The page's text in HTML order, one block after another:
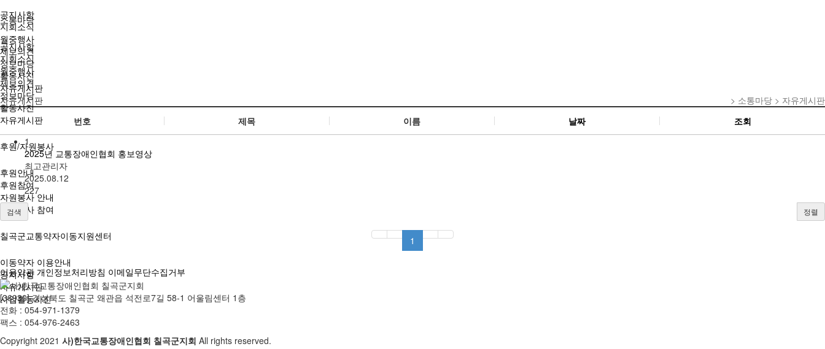
소통마당
공지사항
지회소식
월중행사
제보의견
정보마당
활동사진
자유게시판
후원/자원봉사
후원안내
후원참여
자원봉사 안내
자원봉사 참여
칠곡군교통약자이동지원센터
이동약자 이용안내
공지사항
자유게시판
사업활동사진
공지사항
지회소식
월중행사
제보의견
정보마당
활동사진
자유게시판
> 소통마당 > 자유게시판
자유게시판
번호
제목 이름 날짜
조회
1
2025년 교통장애인협회 홍보영상
최고관리자
2025.08.12
227
정렬
검색
1
이용약관 개인정보처리방침 이메일무단수집거부
[36930] 경상북도 칠곡군 왜관읍 석전로7길 58-1 어울림센터 1층
전화 : 054-971-1379
팩스 : 054-976-2463
Copyright 2021 사)한국교통장애인협회 칠곡군지회 All rights reserved.